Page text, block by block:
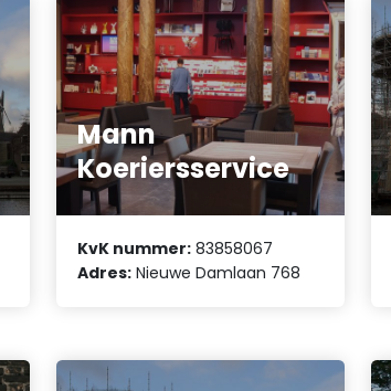
Mann
Koeriersservice
KvK nummer: 83858067
Adres: Nieuwe Damlaan 768